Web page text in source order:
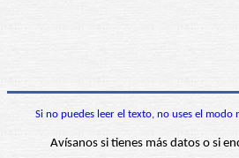
Si no puedes leer el texto, no uses el
Avísanos si tienes más datos o si